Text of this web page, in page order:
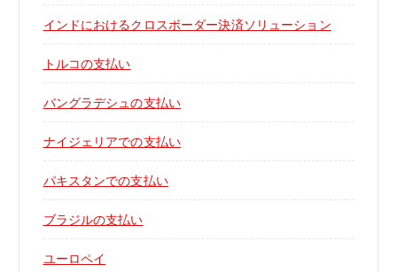
インドにおけるクロスボーダー決済ソリューション
トルコの支払い
バングラデシュの支払い
ナイジェリアでの支払い
パキスタンでの支払い
ブラジルの支払い
ユーロペイ